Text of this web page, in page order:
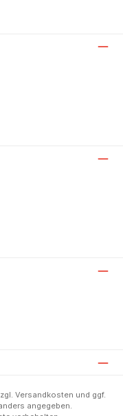
Versandkosten und ggf.
angegeben.